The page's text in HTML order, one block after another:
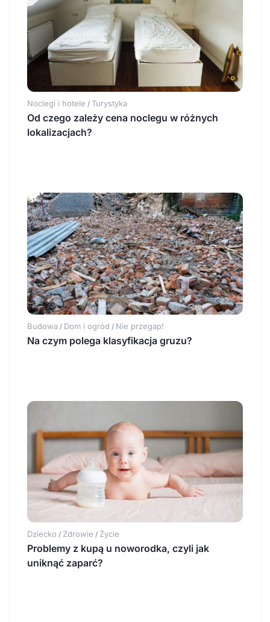
Noclegi i hotele / Turystyka
Od czego zależy cena noclegu w różnych
lokalizacjach?
Budowa / Dom i ogród / Nie przegap!
Na czym polega klasyfikacja gruzu?
Dziecko / Zdrowie / Życie
Problemy z kupą u noworodka, czyli jak
uniknąć zaparć?